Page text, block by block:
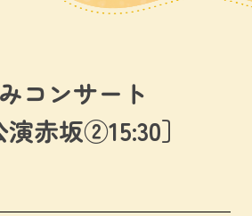
コンサート
赤坂②15:30］